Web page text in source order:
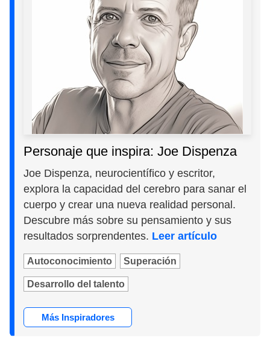
Personaje que inspira: Joe Dispenza
Joe Dispenza, neurocientífico y escritor,
explora la capacidad del cerebro para sanar el
cuerpo y crear una nueva realidad personal.
Descubre más sobre su pensamiento y sus
resultados sorprendentes. Leer artículo
Autoconocimiento Superación
Desarrollo del talento
Más Inspiradores